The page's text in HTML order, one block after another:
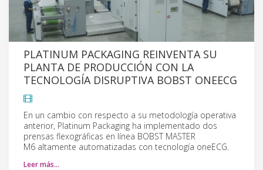
PLATINUM PACKAGING REINVENTA SU
PLANTA DE PRODUCCIÓN CON LA
TECNOLOGÍA DISRUPTIVA BOBST ONEECG
En un cambio con respecto a su metodología operativa
anterior, Platinum Packaging ha implementado dos
prensas flexográficas en línea BOBST MASTER
M6 altamente automatizadas con tecnología oneECG.
Leer más…